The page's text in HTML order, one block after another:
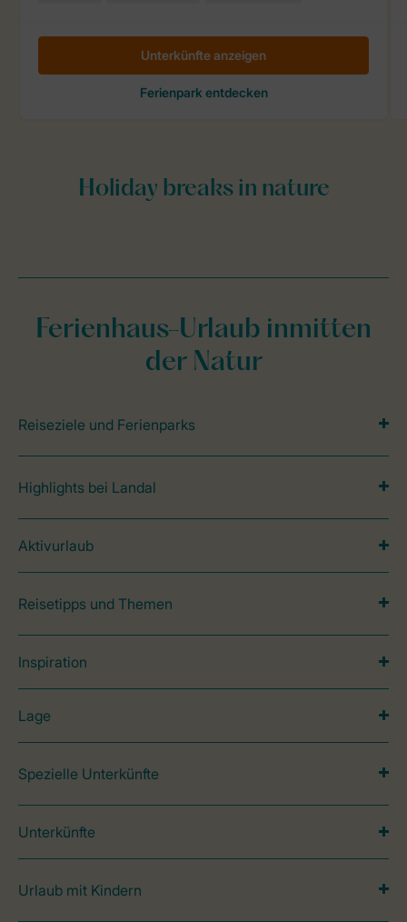
Ferienhaus-Urlaub inmitten
der Natur
Reiseziele und Ferienparks
Highlights bei Landal
Aktivurlaub
Reisetipps und Themen
Inspiration
Lage
Spezielle Unterkünfte
Unterkünfte
Urlaub mit Kindern